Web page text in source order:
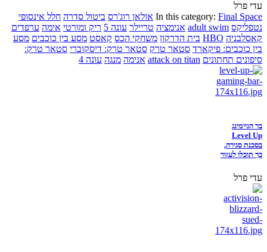
עדי פרל
In this category: Final Space אולאן רוג'רס ביטול סדרה חלל אינסופי
נטפליקס adult swim אנימציה טריילר עונה 5 ריק ומורטי אימה ערפדים
קאסלבניה HBO בית הדרקון משחקי הכס קאסט מסע בין כוכבים מסע
בין כוכבים: פיקארד סטאר טרק סטאר טרק: דיסקוברי סטאר טרק:
סיפונים תחתונים attack on titan אנימה מנגה עונה 4
בר הגיימינג
Level Up
בסכנת סגירה,
כך תוכלו לעזור
עדי פרל